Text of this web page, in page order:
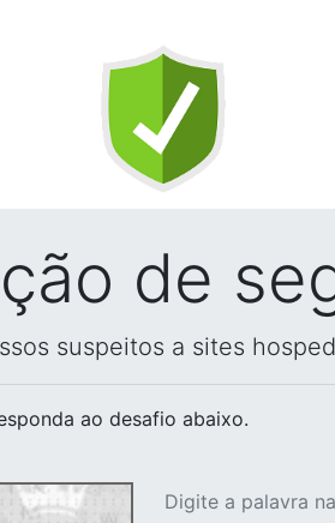
de
suspeitos a sites
ao desafio abaixo.
Digite a palavra